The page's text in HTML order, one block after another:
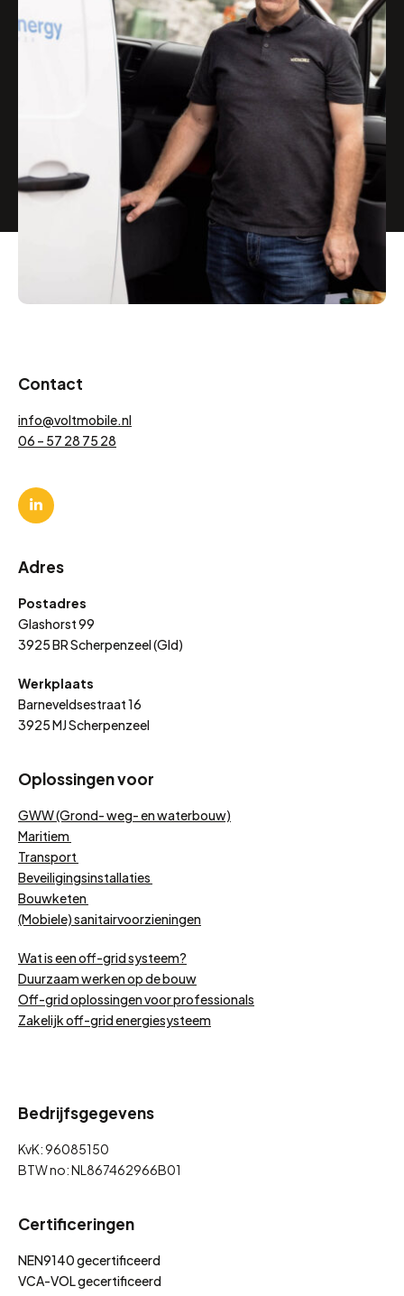
Contact
info@voltmobile.nl
06 – 57 28 75 28
Adres
Postadres
Glashorst 99
3925 BR Scherpenzeel (Gld)
Werkplaats
Barneveldsestraat 16
3925 MJ Scherpenzeel
Oplossingen voor
GWW (Grond- weg- en waterbouw)
Maritiem
Transport
Beveiligingsinstallaties
Bouwketen
(Mobiele) sanitairvoorzieningen
Wat is een off-grid systeem?
Duurzaam werken op de bouw
Off-grid oplossingen voor professionals
Zakelijk off-grid energiesysteem
Bedrijfsgegevens
KvK: 96085150
BTW no: NL867462966B01
Certificeringen
NEN9140 gecertificeerd
VCA-VOL gecertificeerd